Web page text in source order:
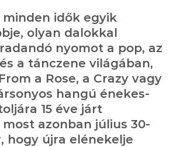
minden idők egyik
olyan dalokkal
nyomot a pop, az
a tánczene világában,
a Rose, a Crazy vagy
hangú énekes-
15 éve járt
azonban július 30-
hogy újra elénekelje